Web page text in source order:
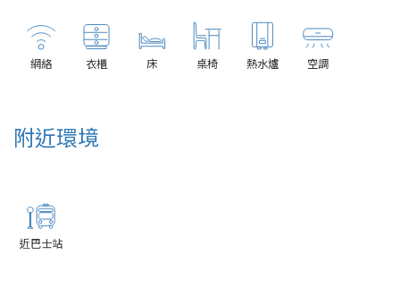
網絡 衣櫃 床 桌椅 熱水爐 空調
附近環境
近巴士站